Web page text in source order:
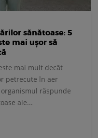
sănătoase: 5
mai ușor să
mai mult decât
petrecute în aer
răspunde
ale...